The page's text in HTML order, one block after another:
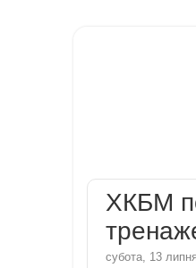
ХКБМ
субота, 13